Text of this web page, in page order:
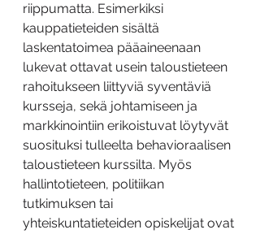
riippumatta. Esimerkiksi
kauppatieteiden sisältä
laskentatoimea pääaineenaan
lukevat ottavat usein taloustieteen
rahoitukseen liittyviä syventäviä
kursseja, sekä johtamiseen ja
markkinointiin erikoistuvat löytyvät
suosituksi tulleelta behavioraalisen
taloustieteen kurssilta. Myös
hallintotieteen, politiikan
tutkimuksen tai
yhteiskuntatieteiden opiskelijat ovat